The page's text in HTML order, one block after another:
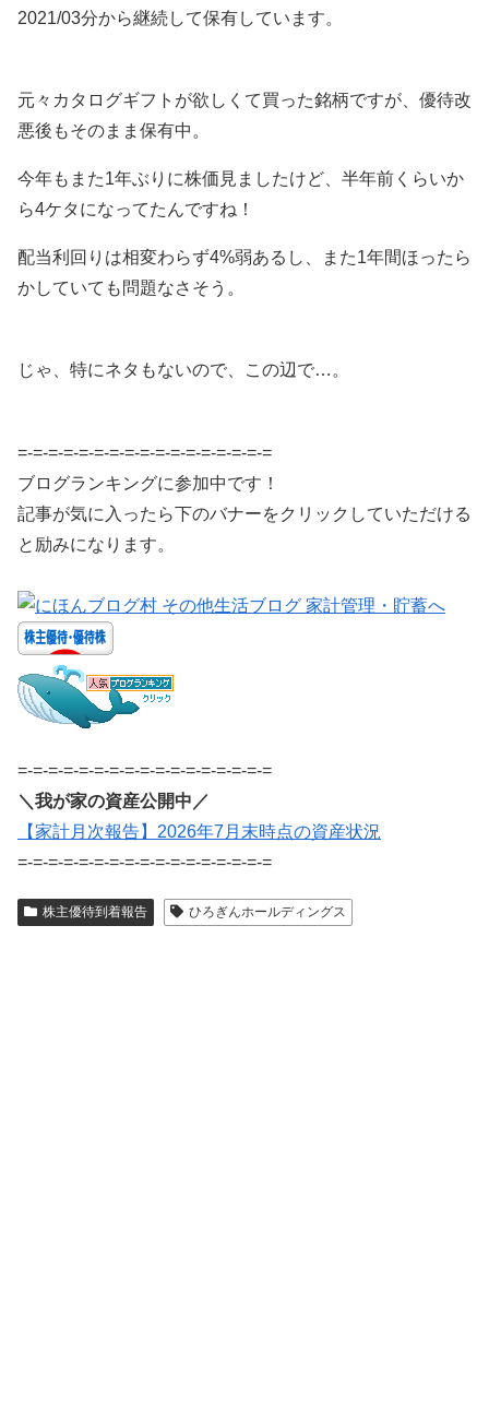
2021/03分から継続して保有しています。
元々カタログギフトが欲しくて買った銘柄ですが、優待改
悪後もそのまま保有中。
今年もまた1年ぶりに株価見ましたけど、半年前くらいか
ら4ケタになってたんですね！
配当利回りは相変わらず4%弱あるし、また1年間ほったら
かしていても問題なさそう。
じゃ、特にネタもないので、この辺で…。
=-=-=-=-=-=-=-=-=-=-=-=-=-=-=-=-=
ブログランキングに参加中です！
記事が気に入ったら下のバナーをクリックしていただける
と励みになります。
=-=-=-=-=-=-=-=-=-=-=-=-=-=-=-=-=
＼我が家の資産公開中／
【家計月次報告】2026年7月末時点の資産状況
=-=-=-=-=-=-=-=-=-=-=-=-=-=-=-=-=
株主優待到着報告 ひろぎんホールディングス